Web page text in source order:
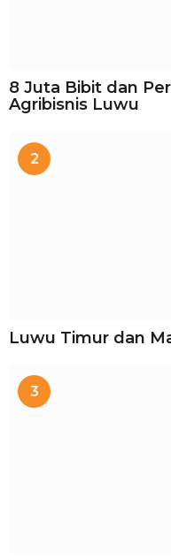
8 Juta Bibit dan
Agribisnis Luwu
2
Luwu Timur dan
3